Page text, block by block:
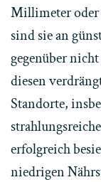
Millimeter oder
sind sie an
gegenüber
diesen
Standorte,
erfolgreich
niedrigen